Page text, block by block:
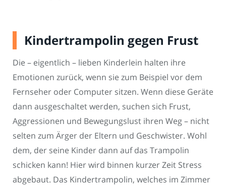
Kindertrampolin gegen Frust
Die – eigentlich – lieben Kinderlein halten ihre
Emotionen zurück, wenn sie zum Beispiel vor dem
Fernseher oder Computer sitzen. Wenn diese Geräte
dann ausgeschaltet werden, suchen sich Frust,
Aggressionen und Bewegungslust ihren Weg – nicht
selten zum Ärger der Eltern und Geschwister. Wohl
dem, der seine Kinder dann auf das Trampolin
schicken kann! Hier wird binnen kurzer Zeit Stress
abgebaut. Das Kindertrampolin, welches im Zimmer